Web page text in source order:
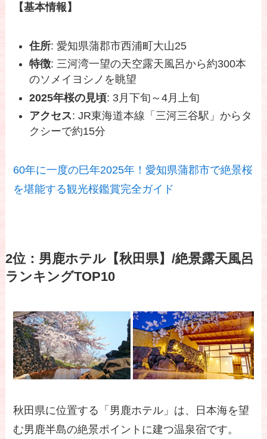
【基本情報】
住所: 愛知県蒲郡市西浦町大山25
特徴: 三河湾一望の天空露天風呂から約300本
のソメイヨシノを眺望
2025年桜の見頃: 3月下旬～4月上旬
アクセス: JR東海道本線「三河三谷駅」からタ
クシーで約15分
60年に一度の巳年2025年！愛知県蒲郡市で絶景桜
を堪能する観光桜鑑賞完全ガイド
2位：男鹿ホテル【秋田県】/絶景露天風呂
ランキングTOP10
秋田県に位置する「男鹿ホテル」は、日本海を望
む男鹿半島の絶景ポイントに建つ温泉宿です。